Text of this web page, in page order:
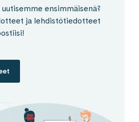
ensimmäisenä?
ja lehdistötiedotteet